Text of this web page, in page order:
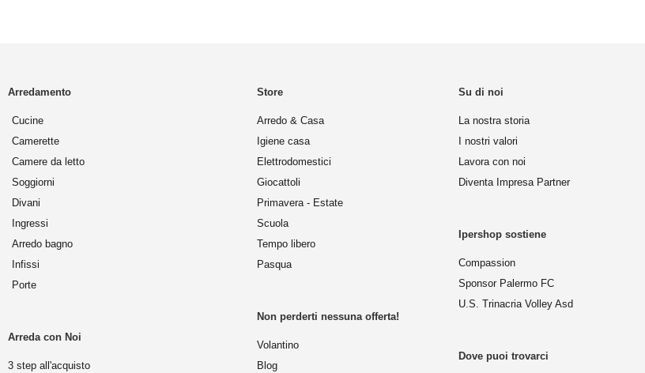
Arredamento
Cucine
Camerette
Camere da letto
Soggiorni
Divani
Ingressi
Arredo bagno
Infissi
Porte
Arreda con Noi
3 step all'acquisto
Store
Arredo & Casa
Igiene casa
Elettrodomestici
Giocattoli
Primavera - Estate
Scuola
Tempo libero
Pasqua
Non perderti nessuna offerta!
Volantino
Blog
Su di noi
La nostra storia
I nostri valori
Lavora con noi
Diventa Impresa Partner
Ipershop sostiene
Compassion
Sponsor Palermo FC
U.S. Trinacria Volley Asd
Dove puoi trovarci